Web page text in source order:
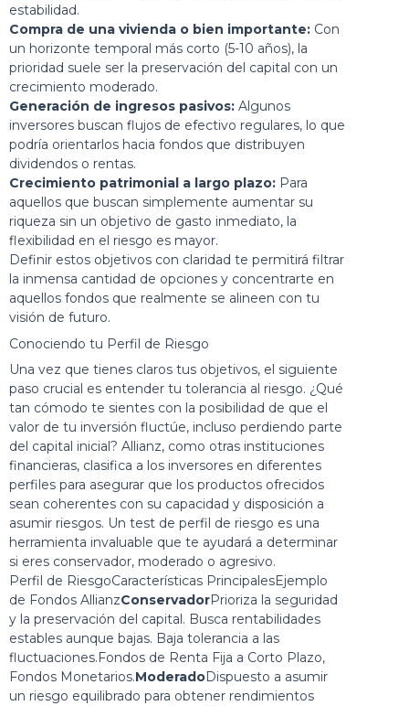
estabilidad.
Compra de una vivienda o bien importante: Con
un horizonte temporal más corto (5-10 años), la
prioridad suele ser la preservación del capital con un
crecimiento moderado.
Generación de ingresos pasivos: Algunos
inversores buscan flujos de efectivo regulares, lo que
podría orientarlos hacia fondos que distribuyen
dividendos o rentas.
Crecimiento patrimonial a largo plazo: Para
aquellos que buscan simplemente aumentar su
riqueza sin un objetivo de gasto inmediato, la
flexibilidad en el riesgo es mayor.
Definir estos objetivos con claridad te permitirá filtrar
la inmensa cantidad de opciones y concentrarte en
aquellos fondos que realmente se alineen con tu
visión de futuro.
Conociendo tu Perfil de Riesgo
Una vez que tienes claros tus objetivos, el siguiente
paso crucial es entender tu tolerancia al riesgo. ¿Qué
tan cómodo te sientes con la posibilidad de que el
valor de tu inversión fluctúe, incluso perdiendo parte
del capital inicial? Allianz, como otras instituciones
financieras, clasifica a los inversores en diferentes
perfiles para asegurar que los productos ofrecidos
sean coherentes con su capacidad y disposición a
asumir riesgos. Un test de perfil de riesgo es una
herramienta invaluable que te ayudará a determinar
si eres conservador, moderado o agresivo.
Perfil de RiesgoCaracterísticas PrincipalesEjemplo
de Fondos AllianzConservadorPrioriza la seguridad
y la preservación del capital. Busca rentabilidades
estables aunque bajas. Baja tolerancia a las
fluctuaciones.Fondos de Renta Fija a Corto Plazo,
Fondos Monetarios.ModeradoDispuesto a asumir
un riesgo equilibrado para obtener rendimientos